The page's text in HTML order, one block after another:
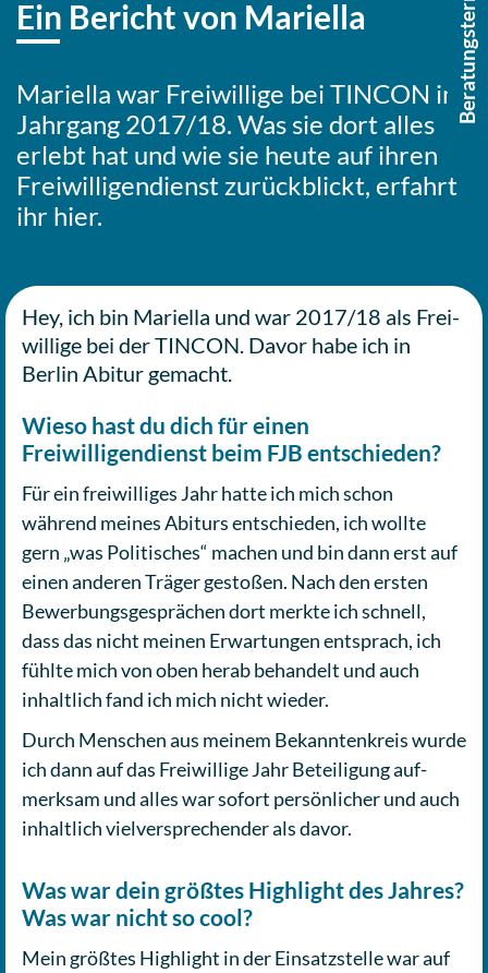
Ein Bericht von Mariella
Mari­el­la war Frei­wil­li­ge bei TINCON im
Jahr­gang 2017/18. Was sie dort alles
erlebt hat und wie sie heute auf ihren
Frei­wil­li­gen­dienst zurück­blickt, erfahrt
ihr hier.
Hey, ich bin Mari­el­la und war 2017/18 als Frei­
wil­li­ge bei der TINCON. Davor habe ich in
Berlin Abitur gemacht.
Wieso hast du dich für einen
Freiwilligendienst beim FJB entschieden?
Für ein frei­wil­li­ges Jahr hatte ich mich schon
während meines Abiturs ent­schie­den, ich wollte
gern „was Poli­ti­sches“ machen und bin dann erst auf
einen anderen Träger gesto­ßen. Nach den ersten
Bewer­bungs­ge­sprä­chen dort merkte ich schnell,
dass das nicht meinen Erwar­tun­gen ent­sprach, ich
fühlte mich von oben herab behan­delt und auch
inhalt­lich fand ich mich nicht wieder.
Durch Men­schen aus meinem Bekann­ten­kreis wurde
ich dann auf das Frei­wil­li­ge Jahr Betei­li­gung auf­
merk­sam und alles war sofort per­sön­li­cher und auch
inhalt­lich viel­ver­spre­chen­der als davor.
Was war dein größtes Highlight des Jahres?
Was war nicht so cool?
Mein größtes High­light in der Ein­satz­stel­le war auf